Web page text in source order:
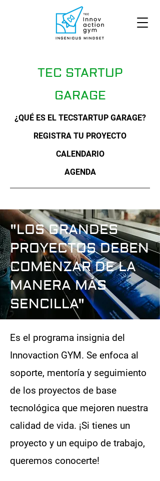
TEC STARTUP
GARAGE
¿QUÉ ES EL TECSTARTUP GARAGE?
REGISTRA TU PROYECTO
CALENDARIO
AGENDA
"LOS GRANDES
PROYECTOS DEBEN
COMENZAR DE LA
MANERA MÁS
SENCILLA"
Es el programa insignia del
Innovaction GYM. Se enfoca al
soporte, mentoría y seguimiento
de los proyectos de base
tecnológica que mejoren nuestra
calidad de vida. ¡Si tienes un
proyecto y un equipo de trabajo,
queremos conocerte!